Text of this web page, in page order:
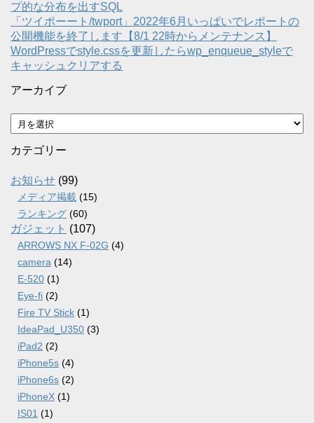
プ的な分布を出すSQL
「ツイポーート/twport」2022年6月いっぱいでレポートの
公開機能を終了します【8/1 22時からメンテナンス】
WordPressでstyle.cssを更新したらwp_enqueue_styleで
キャッシュクリアする
アーカイブ
ア
ー
カ
ブ
カテゴリー
お知らせ (99)
メディア掲載 (15)
ランキング (60)
ガジェット (107)
ARROWS NX F-02G (4)
camera (14)
E-520 (1)
Eye-fi (2)
Fire TV Stick (1)
IdeaPad_U350 (3)
iPad2 (2)
iPhone5s (4)
iPhone6s (2)
iPhoneX (1)
IS01 (1)